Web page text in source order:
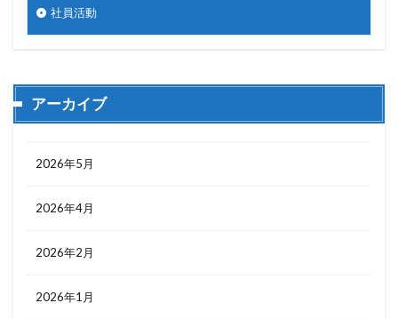
社員活動
アーカイブ
2026年5月
2026年4月
2026年2月
2026年1月